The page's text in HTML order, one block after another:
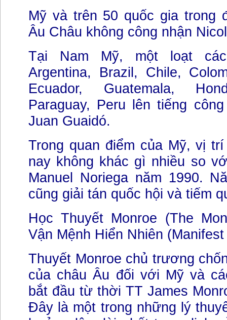
Mỹ và trên 50 quốc gia trong
Âu Châu không công nhận
Tại Nam Mỹ, một loạt
Argentina, Brazil, Chile,
Ecuador, Guatemala,
Paraguay, Peru lên tiếng
Juan Guaidó.
Trong quan điểm của Mỹ, vị
nay không khác gì nhiều so
Manuel Noriega năm 1990.
cũng giải tán quốc hội và tiếm
Học Thuyết Monroe (The
Vận Mệnh Hiển Nhiên
Thuyết Monroe chủ trương
của châu Âu đối với Mỹ và
bắt đầu từ thời TT James
Đây là một trong những lý